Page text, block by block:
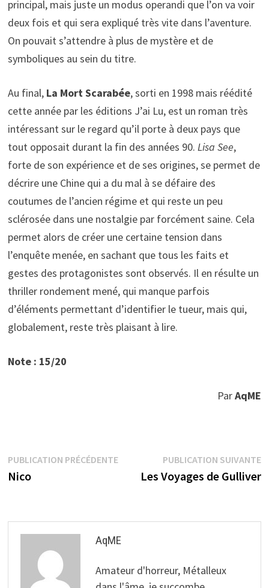
principal, mais juste un modus operandi que l’on va voir
deux fois et qui sera expliqué très vite dans l’aventure.
On pouvait s’attendre à plus de mystère et de
symboliques au sein du titre.
Au final, La Mort Scarabée, sorti en 1998 mais réédité
cette année par les éditions J’ai Lu, est un roman très
intéressant sur le regard qu’il porte à deux pays que
tout opposait durant la fin des années 90. Lisa See,
forte de son expérience et de ses origines, se permet de
décrire une Chine qui a du mal à se défaire des
coutumes de l’ancien régime et qui reste un peu
sclérosée dans une nostalgie par forcément saine. Cela
permet alors de créer une certaine tension dans
l’enquête menée, en sachant que tous les faits et
gestes des protagonistes sont observés. Il en résulte un
thriller rondement mené, qui manque parfois
d’éléments permettant d’identifier le tueur, mais qui,
globalement, reste très plaisant à lire.
Note : 15/20
ParAqME
Navigation
de
PUBLICATION PRÉCÉDENTEPublication
précédente :
Nico
PUBLICATION SUIVANTE
Les Voyages de Gulliver
AqME
Amateur d'horreur, Métalleux